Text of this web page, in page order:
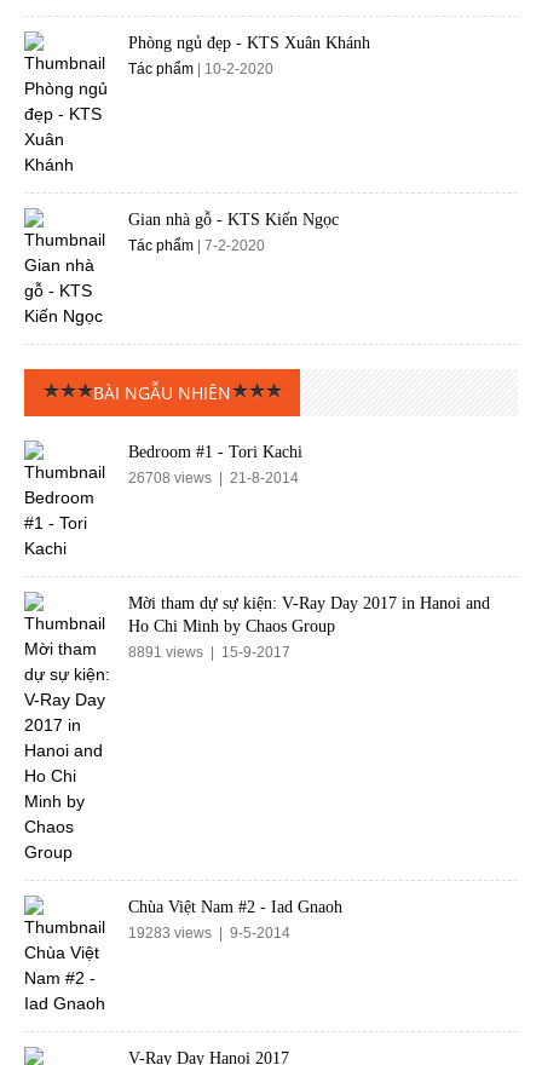
Phòng ngủ đẹp - KTS Xuân Khánh
Tác phẩm | 10-2-2020
Gian nhà gỗ - KTS Kiến Ngọc
Tác phẩm | 7-2-2020
BÀI NGẪU NHIÊN
Bedroom #1 - Tori Kachi
26708 views | 21-8-2014
Mời tham dự sự kiện: V-Ray Day 2017 in Hanoi and
Ho Chi Minh by Chaos Group
8891 views | 15-9-2017
Chùa Việt Nam #2 - Iad Gnaoh
19283 views | 9-5-2014
V-Ray Day Hanoi 2017